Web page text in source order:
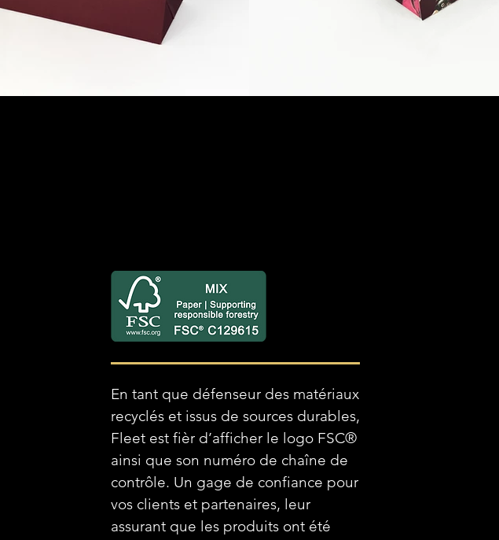
En tant que défenseur des matériaux
recyclés et issus de sources durables,
Fleet est fièr d’afficher le logo FSC®
ainsi que son numéro de chaîne de
contrôle. Un gage de confiance pour
vos clients et partenaires, leur
assurant que les produits ont été